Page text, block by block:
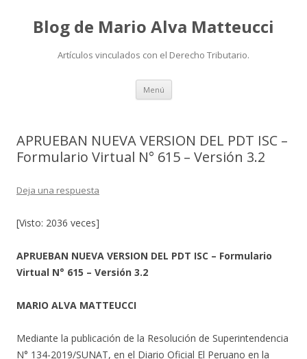
Blog de Mario Alva Matteucci
Artículos vinculados con el Derecho Tributario.
Menú Ir
contenido
APRUEBAN NUEVA VERSION DEL PDT ISC –
Formulario Virtual N° 615 – Versión 3.2
Deja una respuesta
[Visto: 2036 veces]
APRUEBAN NUEVA VERSION DEL PDT ISC – Formulario
Virtual N° 615 – Versión 3.2
MARIO ALVA MATTEUCCI
Mediante la publicación de la Resolución de Superintendencia
N° 134-2019/SUNAT, en el Diario Oficial El Peruano en la